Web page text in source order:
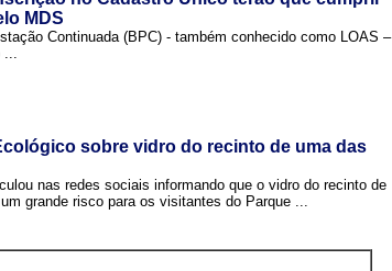
MDS
Continuada (BPC) - também conhecido como LOAS –
...
sobre vidro do recinto de uma das
nas redes sociais informando que o vidro do recinto de
grande risco para os visitantes do Parque ...